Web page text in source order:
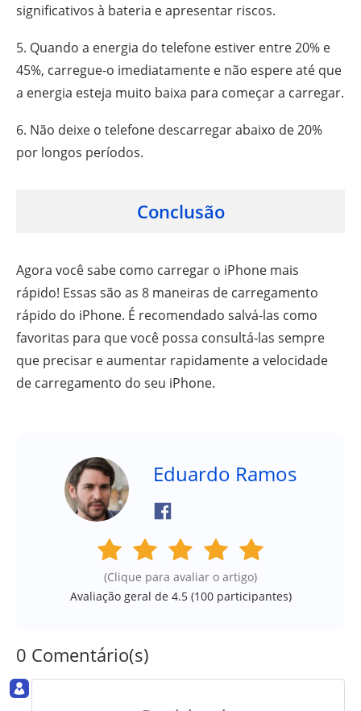
significativos à bateria e apresentar riscos.
5. Quando a energia do telefone estiver entre 20% e
45%, carregue-o imediatamente e não espere até que
a energia esteja muito baixa para começar a carregar.
6. Não deixe o telefone descarregar abaixo de 20%
por longos períodos.
Conclusão
Agora você sabe como carregar o iPhone mais
rápido! Essas são as 8 maneiras de carregamento
rápido do iPhone. É recomendado salvá-las como
favoritas para que você possa consultá-las sempre
que precisar e aumentar rapidamente a velocidade
de carregamento do seu iPhone.
Eduardo Ramos
(Clique para avaliar o artigo)
Avaliação geral de 4.5 (100participantes)
0 Comentário(s)